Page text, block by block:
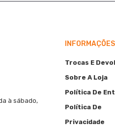
à sábado,
INFORMAÇÕES
Trocas E
Sobre A Loja
Política De
Política De
Privacidade